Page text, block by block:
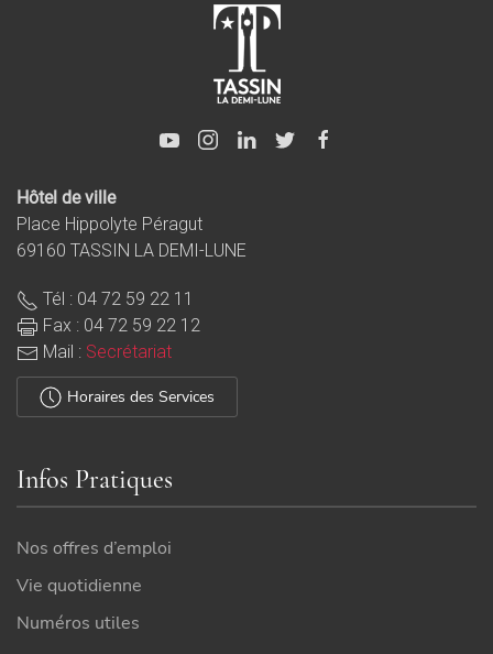
35 J'aime
Hôtel de ville
Place Hippolyte Péragut
69160 TASSIN LA DEMI-LUNE
Tél : 04 72 59 22 11
Fax : 04 72 59 22 12
Mail : Secrétariat
Horaires des Services
Infos Pratiques
Nos offres d’emploi
Vie quotidienne
Numéros utiles